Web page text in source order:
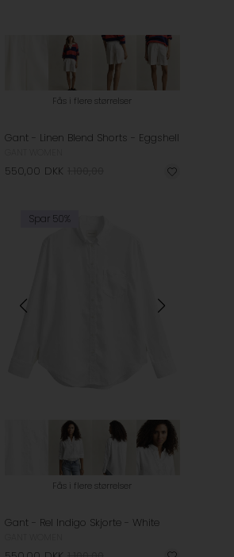
Fås i flere størrelser
Gant - Linen Blend Shorts - Eggshell
550,00 DKK
Spar 50%
Fås i flere størrelser
Gant - Rel Indigo Skjorte - White